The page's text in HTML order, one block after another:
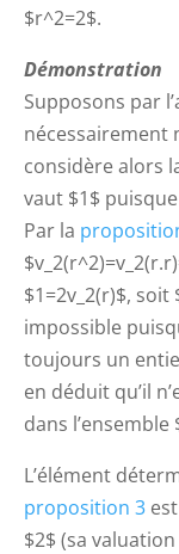
$r^2=2$.
Démonstration
Supposons par
nécessairement
considère alors
vaut $1$
Par la
$1=2v_2(r)$,
impossible
toujours un
en déduit qu’il
dans
L’élément
proposition 3
$2$ (sa